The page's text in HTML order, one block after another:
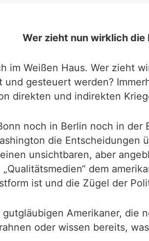
Wer zieht nun wirklich die
im Weißen Haus. Wer zieht
und gesteuert werden?
direkten und indirekten
noch in Berlin noch in
die Entscheidungen
unsichtbaren, aber
dem
ist und die Zügel der
Amerikaner, die
oder wissen bereits,